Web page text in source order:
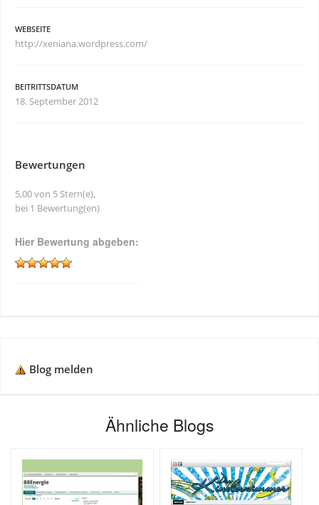
WEBSEITE
http://xeniana.wordpress.com/
BEITRITTSDATUM
18. September 2012
Bewertungen
5,00 von 5 Stern(e),
bei 1 Bewertung(en)
Hier Bewertung abgeben:
Blog melden
Ähnliche Blogs